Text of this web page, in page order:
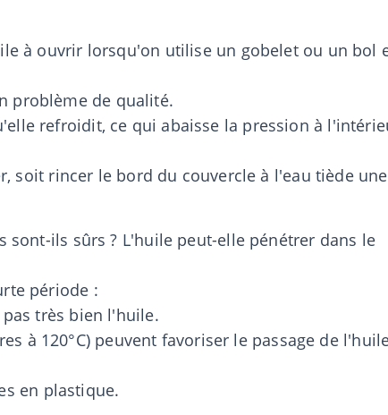
à ouvrir lorsqu'on utilise un gobelet ou un bol
problème de qualité.
refroidit, ce qui abaisse la pression à
soit rincer le bord du couvercle à l'eau tiède une
ils sûrs ? L'huile peut-elle pénétrer dans le
période :
très bien l'huile.
à 120°C) peuvent favoriser le passage de
en plastique.